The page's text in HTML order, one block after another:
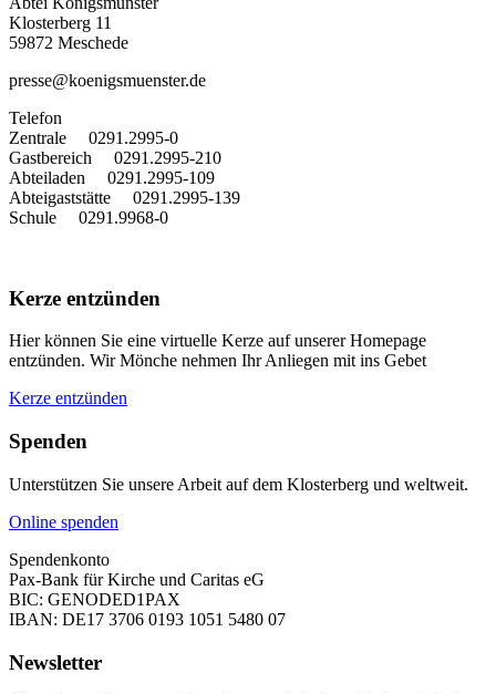
Klosterberg 11
59872 Meschede
presse@koenigsmuenster.de
Telefon
Zentrale 0291.2995-0
Gastbereich 0291.2995-210
Abteiladen 0291.2995-109
Abteigaststätte 0291.2995-139
Schule 0291.9968-0
Kerze entzünden
Hier können Sie eine virtuelle Kerze auf unserer Homepage
entzünden. Wir Mönche nehmen Ihr Anliegen mit ins Gebet
Kerze entzünden
Spenden
Unterstützen Sie unsere Arbeit auf dem Klosterberg und weltweit.
Online spenden
Spendenkonto
Pax-Bank für Kirche und Caritas eG
BIC: GENODED1PAX
IBAN: DE17 3706 0193 1051 5480 07
Newsletter